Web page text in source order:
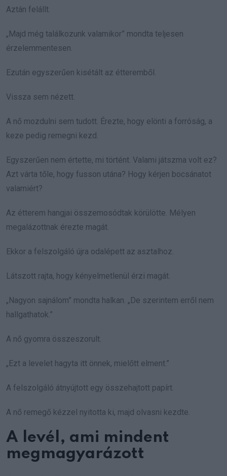
Aztán felállt.
„Majd még találkozunk valamikor” mondta teljesen
érzelemmentesen.
Ezután egyszerűen kisétált az étteremből.
Vissza sem nézett.
A nő mozdulni sem tudott. Érezte, hogy elönti a forróság, a
keze pedig remegni kezd.
Egyszerűen nem értette, mi történt. Valami játszma volt ez?
Azt várta tőle, hogy fusson utána? Hogy kérjen bocsánatot
valamiért?
Az étterem hangjai összemosódtak körülötte. Mélyen
megalázottnak érezte magát.
Ekkor a felszolgáló újra odalépett az asztalhoz.
Látszott rajta, hogy kényelmetlenül érzi magát.
„Nagyon sajnálom” mondta halkan. „De szerintem erről nem
hallgathatok.”
A nő gyomra összeszorult.
„Ezt a levelet hagyta itt önnek, mielőtt elment.”
A felszolgáló átnyújtott egy összehajtott papírt.
A nő remegő kézzel nyitotta ki, majd olvasni kezdte.
A levél, ami mindent
megmagyarázott